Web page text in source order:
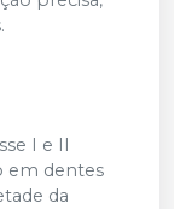
I e II
em dentes
da